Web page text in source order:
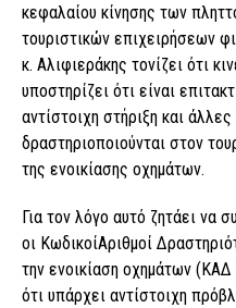
κεφαλαίου κίνησης των
τουριστικών επιχειρήσεων
κ. Αλιφιεράκης τονίζει ότι
υποστηρίζει ότι είναι
αντίστοιχη στήριξη και
δραστηριοποιούνται στον
της ενοικίασης οχημάτων.
Για τον λόγο αυτό ζητάει να
οι ΚωδικοίΑριθμοί
την ενοικίαση οχημάτων
ότι υπάρχει αντίστοιχη